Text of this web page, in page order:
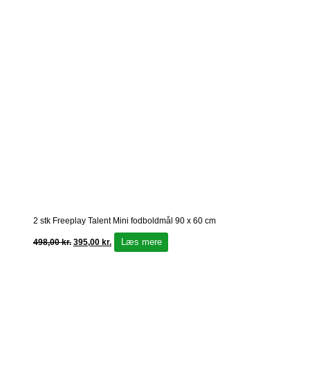
2 stk Freeplay Talent Mini fodboldmål 90 x 60 cm
498,00kr. 395,00 kr. Læs mere